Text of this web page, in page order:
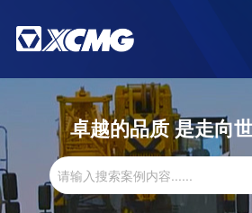
卓越的品质 是走向